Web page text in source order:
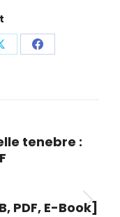
Share
tenebre :
PDF, E-Book]